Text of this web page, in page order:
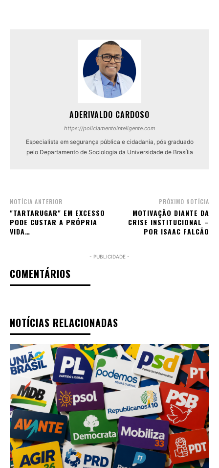
ADERIVALDO CARDOSO
https://policiamentointeligente.com
Especialista em segurança pública e cidadania, pós graduado
pelo Departamento de Sociologia da Universidade de Brasília
NOTÍCIA ANTERIOR
"TARTARUGAR" EM EXCESSO
PODE CUSTAR A PRÓPRIA
VIDA…
PRÓXIMO NOTÍCIA
MOTIVAÇÃO DIANTE DA
CRISE INSTITUCIONAL –
POR ISAAC FALCÃO
- PUBLICIDADE -
COMENTÁRIOS
NOTÍCIAS RELACIONADAS